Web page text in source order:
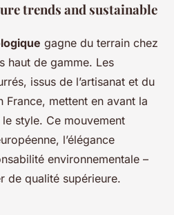
trends and sustainable
gagne du terrain chez
haut de gamme. Les
issus de l’artisanat et du
France, mettent en avant la
style. Ce mouvement
l’élégance
environnementale –
de qualité supérieure.